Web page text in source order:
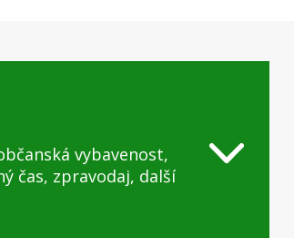
vybavenost,
čas, zpravodaj, další